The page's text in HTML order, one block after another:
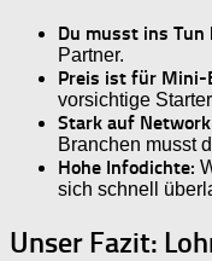
Du musst ins Tun
Partner.
Preis ist für Mini-
vorsichtige
Stark auf
Branchen musst
Hohe Infodichte:
sich schnell
Unser Fazit: